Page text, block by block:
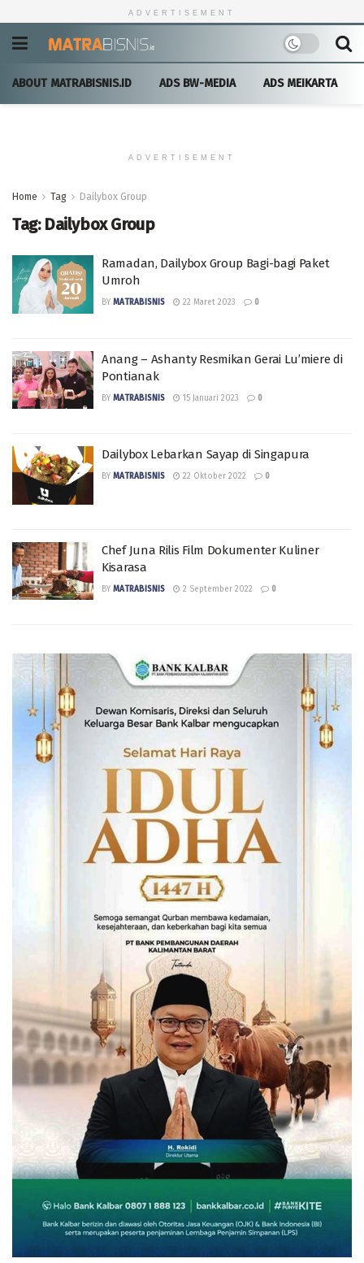
ADVERTISEMENT
ABOUT MATRABISNIS.ID ADS BW-MEDIA ADS MEIKARTA
ADVERTISEMENT
Home Tag Dailybox Group
Tag: Dailybox Group
Ramadan, Dailybox Group Bagi-bagi Paket
Umroh
BY MATRABISNIS 22 Maret 2023 0
Anang – Ashanty Resmikan Gerai Lu’miere di
Pontianak
BY MATRABISNIS 15 Januari 2023 0
Dailybox Lebarkan Sayap di Singapura
BY MATRABISNIS 22 Oktober 2022 0
Chef Juna Rilis Film Dokumenter Kuliner
Kisarasa
BY MATRABISNIS 2 September 2022 0